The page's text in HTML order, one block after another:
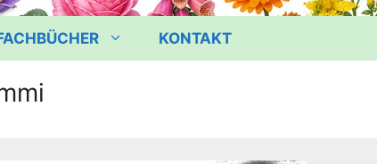
KONTAKT